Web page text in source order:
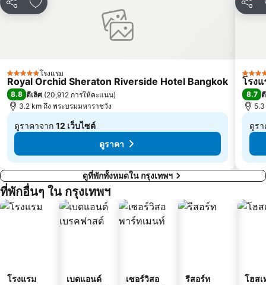
สนามหลวง
เอ็มอาร์ที กระทรวงสาธารณสุข
บีทีเอส สะพานควาย
บีทีเอส สะพานตากสิน
บีทีเอส อนุสาวรีย์ชัยสมรภูมิ
บีทีเอส พระโขนง
บีทีเอส บางนา
แชร์ เพิ่มในรายการโปรด
5 ดาว โรงแรม
Royal Orchid Sheraton Riverside Hotel Bangkok
8.8 ดีเลิศ (20,912 การให้คะแนน)
3.2 km ถึง พระบรมมหาราชวัง
ดูราคาจาก 12 เว็บไซต์
จาก
฿4,056 ดูราคา
แชร์
5 ดาว
โรงแ
8.7
ดูร
จาก
฿
ดูที่พักทั้งหมดใน กรุงเทพฯ
ที่พักอื่นๆ ใน กรุงเทพฯ
โรงแรม
เบดแอนด์
เซอร์วิสอ
รีสอร์ท โฮสเ